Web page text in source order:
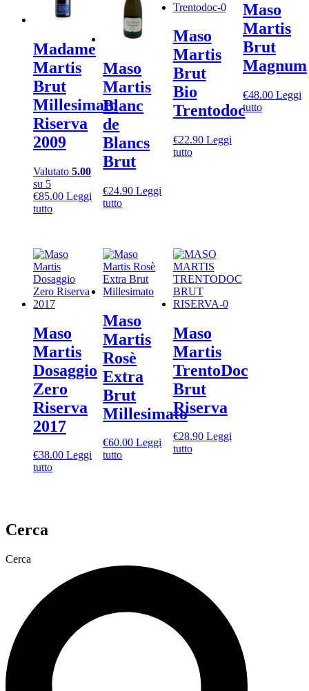
Madame
Martis
Brut
Millesimato
Riserva
2009
Valutato 5.00
su 5
€85.00 Leggi
tutto
Maso
Martis
Blanc
de
Blancs
Brut
€24.90 Leggi
tutto
Maso
Martis
Brut
Bio
Trentodoc
€22.90 Leggi
tutto
Maso
Martis
Brut
Magnum
€48.00 Leggi
tutto
Maso
Martis
Dosaggio
Zero
Riserva
2017
€38.00 Leggi
tutto
Maso
Martis
Rosè
Extra
Brut
Millesimato
€60.00 Leggi
tutto
Maso
Martis
TrentoDoc
Brut
Riserva
€28.90 Leggi
tutto
Cerca
Cerca